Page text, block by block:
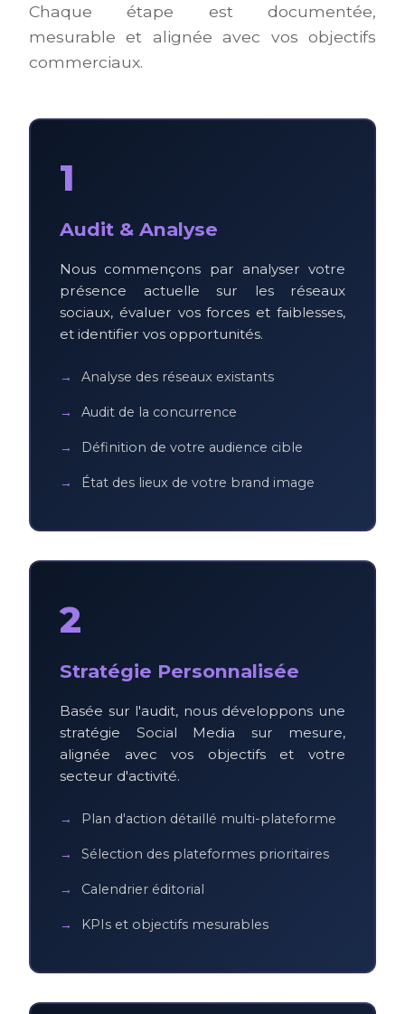
Chaque étape est documentée,
mesurable et alignée avec vos objectifs
commerciaux.
1
Audit & Analyse
Nous commençons par analyser votre
présence actuelle sur les réseaux
sociaux, évaluer vos forces et faiblesses,
et identifier vos opportunités.
Analyse des réseaux existants
Audit de la concurrence
Définition de votre audience cible
État des lieux de votre brand image
2
Stratégie Personnalisée
Basée sur l'audit, nous développons une
stratégie Social Media sur mesure,
alignée avec vos objectifs et votre
secteur d'activité.
Plan d'action détaillé multi-plateforme
Sélection des plateformes prioritaires
Calendrier éditorial
KPIs et objectifs mesurables